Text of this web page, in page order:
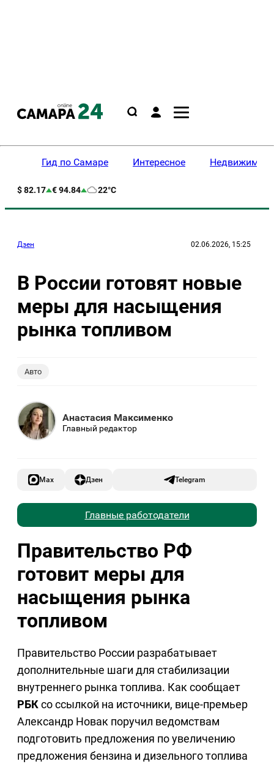
Гид по Самаре Интересное
$ 82.17 € 94.84 22°C
Дзен 02.06.2026, 15:25
В России готовят новые
меры для насыщения
рынка топливом
Авто
Анастасия Максименко
Главный редактор
Max Дзен Telegram
Главные работодатели
Правительство РФ
готовит меры для
насыщения рынка
топливом
Правительство России разрабатывает
дополнительные шаги для стабилизации
внутреннего рынка топлива. Как сообщает
РБК со ссылкой на источники, вице-премьер
Александр Новак поручил ведомствам
подготовить предложения по увеличению
предложения бензина и дизельного топлива